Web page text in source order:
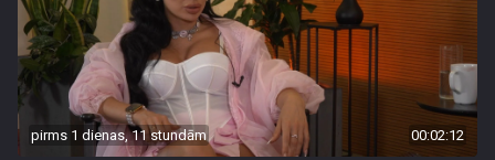
pirms 1 dienas, 11 stundām 00:02:12